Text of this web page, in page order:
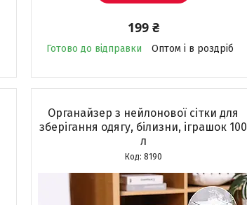
199 ₴
Готово до відправки Оптом і в роздріб
Органайзер з нейлонової сітки для
зберігання одягу, білизни, іграшок 100
л
8190